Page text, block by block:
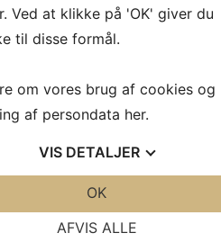
Ved at klikke på 'OK' giver du
til disse formål.
om vores brug af cookies og
af persondata her.
VIS DETALJER
AFVIS ALLE
OK